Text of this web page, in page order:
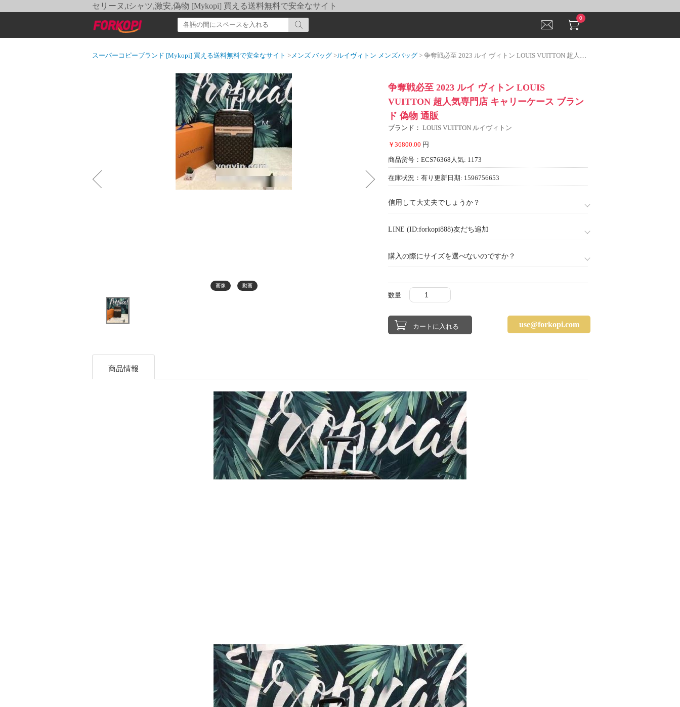
セリーヌ,tシャツ,激安,偽物 [Mykopi] 買える送料無料で安全なサイト
0
スーパーコピーブランド [Mykopi] 買える送料無料で安全なサイト >メンズ バッグ >ルイヴィトン メンズバッグ > 争奪戦必至 2023 ルイ ヴィトン LOUIS VUITTON 超人気専門店 キャリーケース ブランド 偽物 通販
画像 動画
争奪戦必至 2023 ルイ ヴィトン LOUIS
VUITTON 超人気専門店 キャリーケース ブラン
ド 偽物 通販
ブランド： LOUIS VUITTON ルイヴィトン
￥36800.00 円
商品货号：ECS76368 人気: 1173
在庫状況：有り 更新日期: 1596756653
信用して大丈夫でしょうか？
LINE (ID:forkopi888)友だち追加
購入の際にサイズを選べないのですか？
数量
use@forkopi.com
商品情報